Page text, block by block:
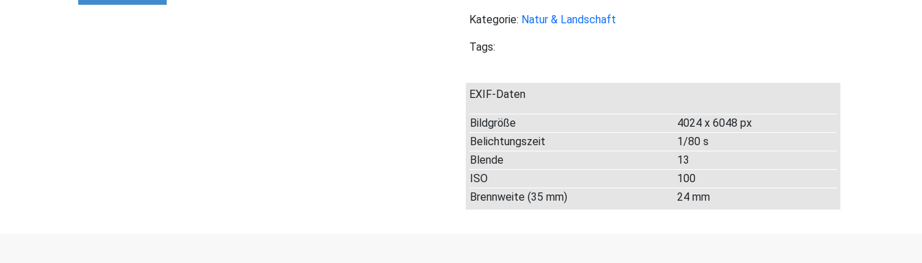
Kategorie: Natur & Landschaft
Tags:
EXIF-Daten
Bildgröße
4024 x 6048 px
Belichtungszeit
1/80 s
Blende
13
ISO
100
Brennweite (35 mm)
24 mm